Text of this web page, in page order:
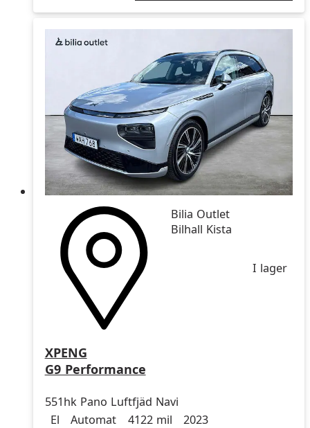
Bilia Outlet
Bilhall Kista
I lager
XPENG
G9 Performance
551hk Pano Luftfjäd Navi
Drivmedel
El
Drivmedel
Automat
Miltal 4122 mil
årsmodell 2023